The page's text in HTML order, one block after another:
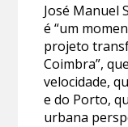
José Manuel
é “um
projeto
Coimbra”,
velocidade,
e do Porto,
urbana